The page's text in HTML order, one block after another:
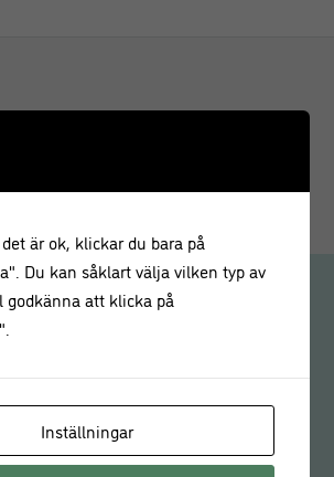
RECENT PROJECTS
är ok, klickar du bara på
Du kan såklart välja vilken typ av
godkänna att klicka på
Inställningar